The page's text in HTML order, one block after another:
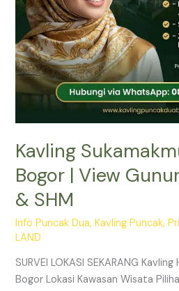
Kavling
Bogor | View
& SHM
Info Puncak Dua,Kavling Puncak,
LAND
SURVEI LOKASI SEKARANG
Bogor Lokasi Kawasan Wisata
SHM